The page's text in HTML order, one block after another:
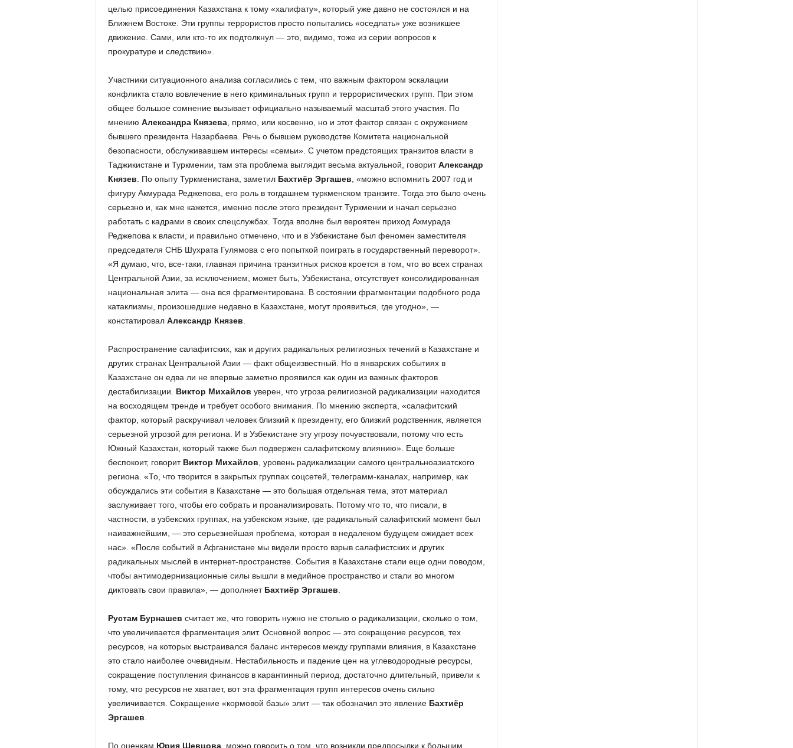
целью присоединения Казахстана к тому «халифату», который уже давно не состоялся и на
Ближнем Востоке. Эти группы террористов просто попытались «оседлать» уже возникшее
движение. Сами, или кто-то их подтолкнул — это, видимо, тоже из серии вопросов к
прокуратуре и следствию».
Участники ситуационного анализа согласились с тем, что важным фактором эскалации
конфликта стало вовлечение в него криминальных групп и террористических групп. При этом
общее большое сомнение вызывает официально называемый масштаб этого участия. По
мнению Александра Князева, прямо, или косвенно, но и этот фактор связан с окружением
бывшего президента Назарбаева. Речь о бывшем руководстве Комитета национальной
безопасности, обслуживавшем интересы «семьи». С учетом предстоящих транзитов власти в
Таджикистане и Туркмении, там эта проблема выглядит весьма актуальной, говоритАлександр
Князев . По опыту Туркменистана, заметил Бахтиёр Эргашев , «можно вспомнить 2007 год и
фигуру Акмурада Реджепова, его роль в тогдашнем туркменском транзите. Тогда это было очень
серьезно и, как мне кажется, именно после этого президент Туркмении и начал серьезно
работать с кадрами в своих спецслужбах. Тогда вполне был вероятен приход Ахмурада
Реджепова к власти, и правильно отмечено, что и в Узбекистане был феномен заместителя
председателя СНБ Шухрата Гулямова с его попыткой поиграть в государственный переворот».
«Я думаю, что, все-таки, главная причина транзитных рисков кроется в том, что во всех странах
Центральной Азии, за исключением, может быть, Узбекистана, отсутствует консолидированная
национальная элита — она вся фрагментирована. В состоянии фрагментации подобного рода
катаклизмы, произошедшие недавно в Казахстане, могут проявиться, где угодно», —
констатировал Александр Князев
Распространение салафитских, как и других радикальных религиозных течений в Казахстане и
других странах Центральной Азии — факт общеизвестный. Но в январских событиях в
Казахстане он едва ли не впервые заметно проявился как один из важных факторов
дестабилизации. Виктор Михайлов уверен, что угроза религиозной радикализации находится
на восходящем тренде и требует особого внимания. По мнению эксперта, «салафитский
фактор, который раскручивал человек близкий к президенту, его близкий родственник, является
серьезной угрозой для региона. И в Узбекистане эту угрозу почувствовали, потому что есть
Южный Казахстан, который также был подвержен салафитскому влиянию». Еще больше
беспокоит, говорит Виктор Михайлов , уровень радикализации самого центральноазиатского
региона. «То, что творится в закрытых группах соцсетей, телеграмм-каналах, например, как
обсуждались эти события в Казахстане — это большая отдельная тема, этот материал
заслуживает того, чтобы его собрать и проанализировать. Потому что то, что писали, в
частности, в узбекских группах, на узбекском языке, где радикальный салафитский момент был
наиважнейшим, — это серьезнейшая проблема, которая в недалеком будущем ожидает всех
нас». «После событий в Афганистане мы видели просто взрыв салафистских и других
радикальных мыслей в интернет-пространстве. События в Казахстане стали еще одни поводом,
чтобы антимодернизационные силы вышли в медийное пространство и стали во многом
диктовать свои правила», — дополняет Бахтиёр Эргашев
Рустам Бурнашев считает же, что говорить нужно не столько о радикализации, сколько о том,
что увеличивается фрагментация элит. Основной вопрос — это сокращение ресурсов, тех
ресурсов, на которых выстраивался баланс интересов между группами влияния, в Казахстане
это стало наиболее очевидным. Нестабильность и падение цен на углеводородные ресурсы,
сокращение поступления финансов в карантинный период, достаточно длительный, привели к
тому, что ресурсов не хватает, вот эта фрагментация групп интересов очень сильно
увеличивается. Сокращение «кормовой базы» элит — так обозначил это явление Бахтиёр
Эргашев
По оценкам ЮрияШевцова, можно говорить о том, что возникли предпосылки к большим